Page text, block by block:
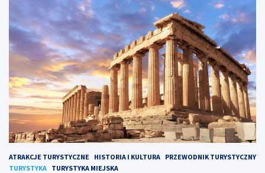
ATRAKCJE TURYSTYCZNE HISTORIA I KULTURA PRZEWODNIK TURYSTYCZNY
TURYSTYKA TURYSTYKA MIEJSKA